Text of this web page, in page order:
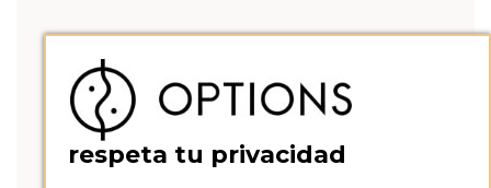
respeta tu privacidad